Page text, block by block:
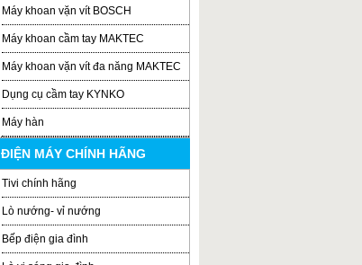
Máy khoan vặn vít BOSCH
Máy khoan cầm tay MAKTEC
Máy khoan vặn vít đa năng MAKTEC
Dụng cụ cầm tay KYNKO
Máy hàn
ĐIỆN MÁY CHÍNH HÃNG
Tivi chính hãng
Lò nướng- vỉ nướng
Bếp điện gia đình